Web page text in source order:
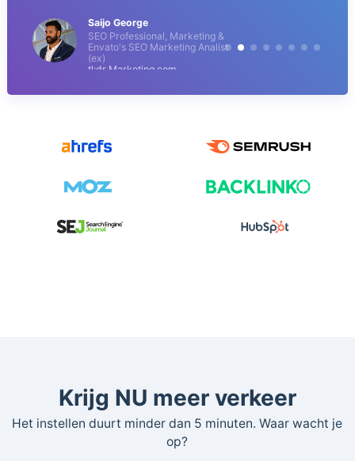
Saijo George
SEO Professional, Marketing &
Envato's SEO Marketing Analist
(ex)
tl;dr Marketing.com
Krijg NU meer verkeer
Het instellen duurt minder dan 5 minuten. Waar wacht je
op?